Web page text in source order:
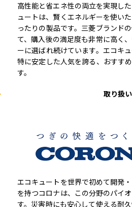
高性能と省エネ性の両立を実現し
ュートは、賢くエネルギーを使い
ったりの製品です。三菱ブランド
て、購入後の満足度も非常に高く
ーに選ばれ続けています。エコキ
特に安定した人気を誇る、おすす
す。
取り扱
エコキュートを世界で初めて開発
を持つコロナは、この分野のパイ
す。災害時にも安心して使える耐